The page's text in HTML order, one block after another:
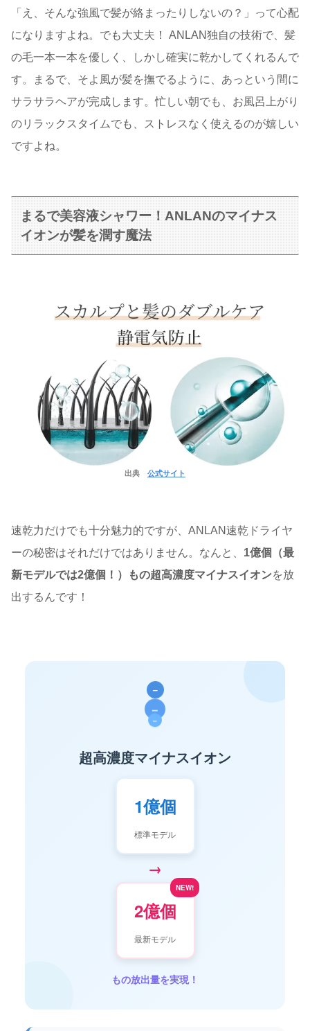
「え、そんな強風で髪が絡まったりしないの？」って心配
になりますよね。でも大丈夫！ ANLAN独自の技術で、髪
の毛一本一本を優しく、しかし確実に乾かしてくれるんで
す。まるで、そよ風が髪を撫でるように、あっという間に
サラサラヘアが完成します。忙しい朝でも、お風呂上がり
のリラックスタイムでも、ストレスなく使えるのが嬉しい
ですよね。
まるで美容液シャワー！ANLANのマイナス
イオンが髪を潤す魔法
出典 公式サイト
速乾力だけでも十分魅力的ですが、ANLAN速乾ドライヤ
ーの秘密はそれだけではありません。なんと、 1億個（最
新モデルでは2億個！）もの超高濃度マイナスイオンを放
出するんです！
–
–
–
超高濃度マイナスイオン
1億個
標準モデル
→
NEW!
2億個
最新モデル
もの放出量を実現！